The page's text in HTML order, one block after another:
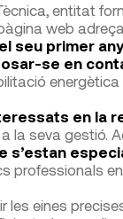
entitat
web
seu primer
se en
en la
la seva gestió.
s’estan
professionals
eines